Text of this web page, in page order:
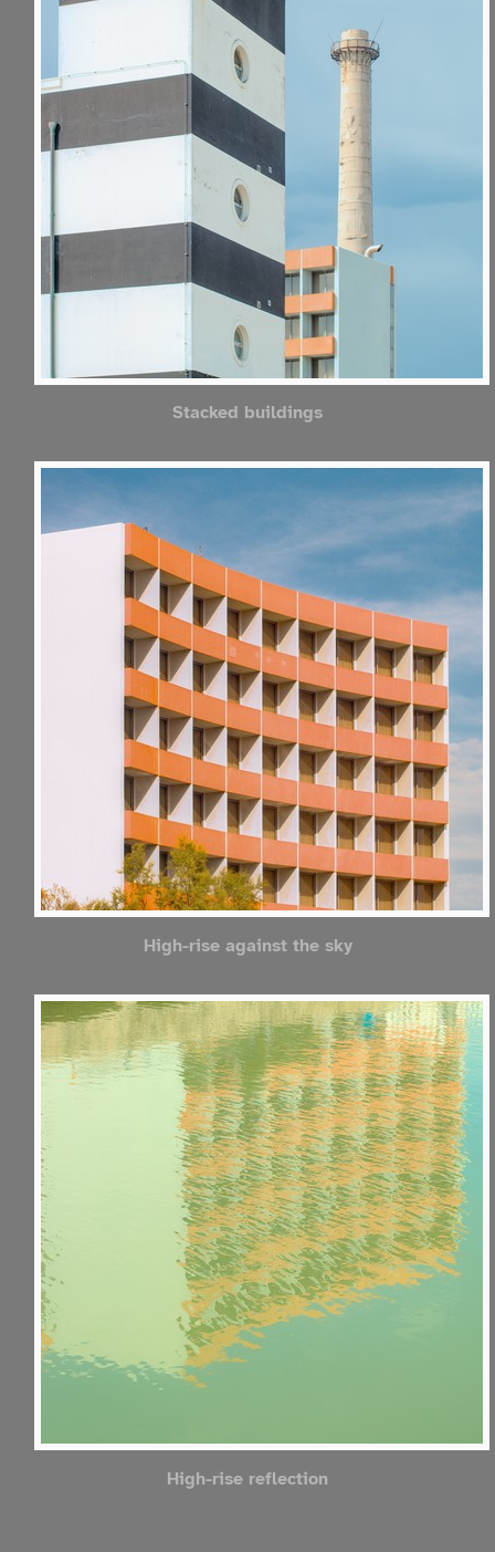
Stacked buildings
High-rise against the sky
High-rise reflection